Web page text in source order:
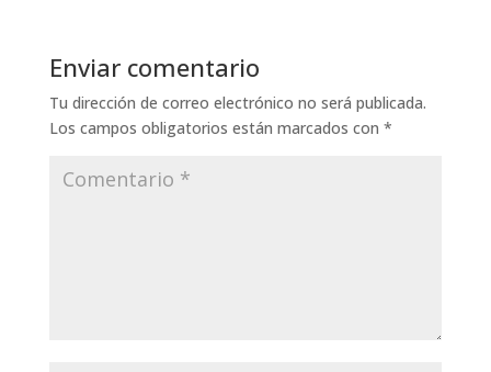
Enviar comentario
Tu dirección de correo electrónico no será publicada.
Los campos obligatorios están marcados con *